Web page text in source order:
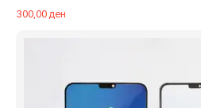
300,00ден